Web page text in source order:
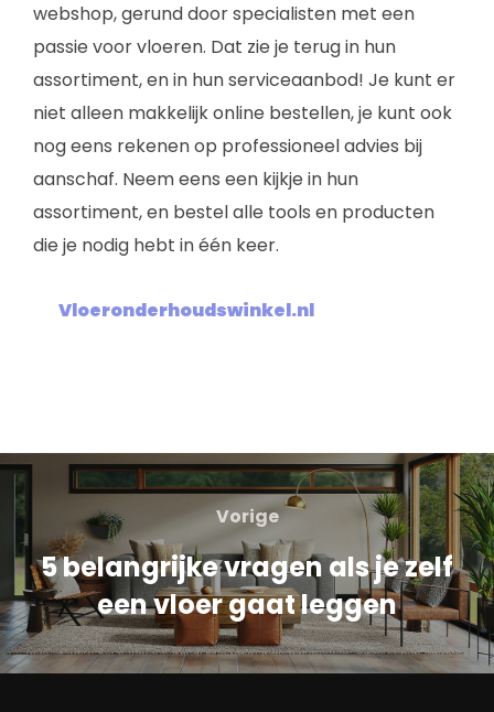
webshop, gerund door specialisten met een
passie voor vloeren. Dat zie je terug in hun
assortiment, en in hun serviceaanbod! Je kunt er
niet alleen makkelijk online bestellen, je kunt ook
nog eens rekenen op professioneel advies bij
aanschaf. Neem eens een kijkje in hun
assortiment, en bestel alle tools en producten
die je nodig hebt in één keer.
Vloeronderhoudswinkel.nl
Vorige
5 belangrijke vragen als je zelf
een vloer gaat leggen